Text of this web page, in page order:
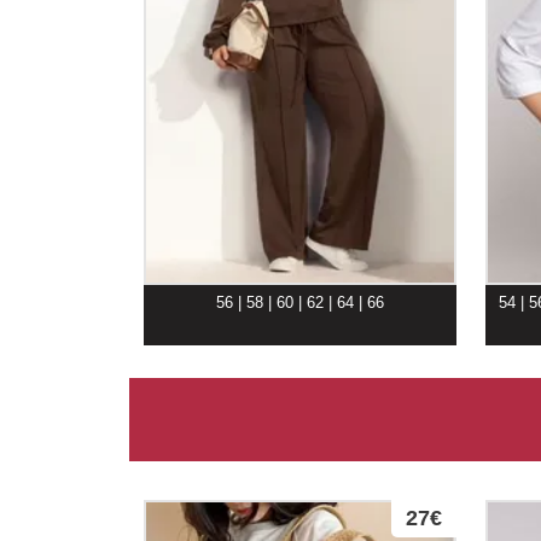
56 | 58 | 60 | 62 | 64 | 66 54 |
27€